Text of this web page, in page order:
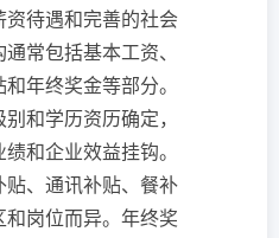
待遇和完善的社会
常包括基本工资、
年终奖金等部分。
和学历资历确定，
和企业效益挂钩。
、通讯补贴、餐补
岗位而异。年终奖